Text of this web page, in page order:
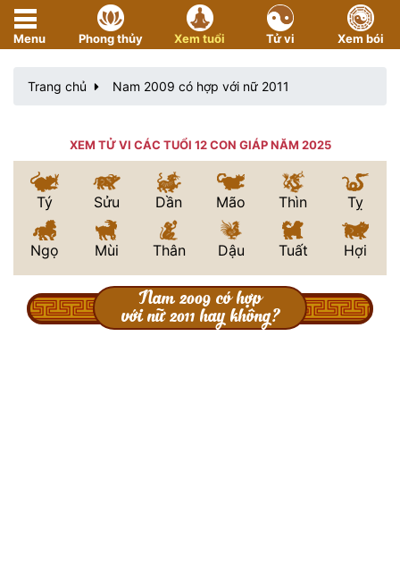
Menu Phong thủy Xem tuổi Tử vi Xem bói
Trang chủ Nam 2009 có hợp với nữ 2011
XEM TỬ VI CÁC TUỔI 12 CON GIÁP NĂM 2025
Tý Sửu Dần Mão Thìn Tỵ
Ngọ Mùi Thân Dậu Tuất Hợi
Nam 2009 có hợp
với nữ 2011 hay không?